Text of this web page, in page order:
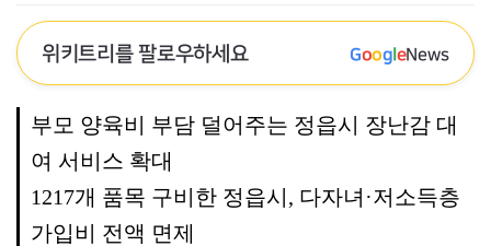
위키트리를 팔로우하세요 GoogleNews
부모 양육비 부담 덜어주는 정읍시 장난감 대
여 서비스 확대
1217개 품목 구비한 정읍시, 다자녀·저소득층
가입비 전액 면제